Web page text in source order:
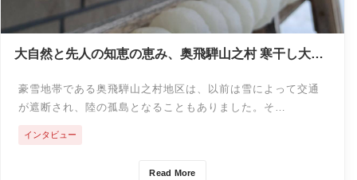
大自然と先人の知恵の恵み、奥飛騨山之村 寒干し大根
豪雪地帯である奥飛騨山之村地区は、以前は雪によって交通
が遮断され、陸の孤島となることもありました。そ…
Read More
インタビュー